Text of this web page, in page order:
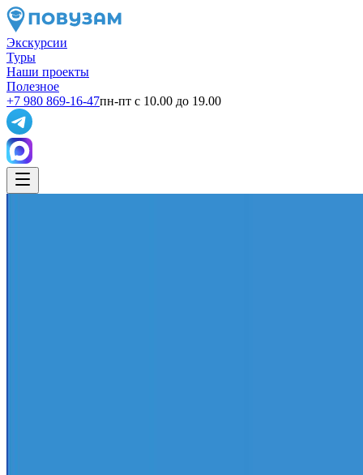
Экскурсии
Туры
Наши проекты
Полезное
+7 980 869-16-47пн-пт с 10.00 до 19.00